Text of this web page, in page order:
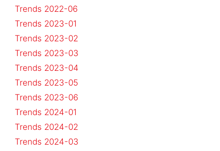
Trends 2022-06
Trends 2023-01
Trends 2023-02
Trends 2023-03
Trends 2023-04
Trends 2023-05
Trends 2023-06
Trends 2024-01
Trends 2024-02
Trends 2024-03